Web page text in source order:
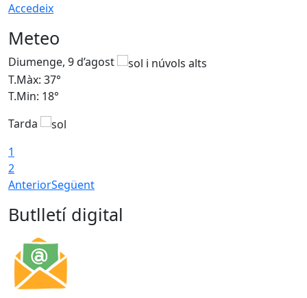
Accedeix
Meteo
Diumenge, 9 d’agost
T.Màx: 37°
T.Min: 18°
Tarda
1
2
AnteriorSegüent
Butlletí digital